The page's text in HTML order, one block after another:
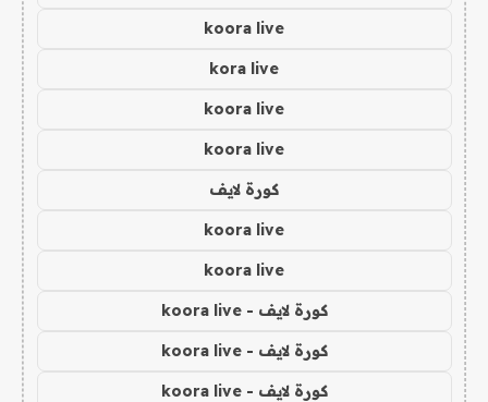
koora live
kora live
koora live
koora live
كورة لايف
koora live
koora live
كورة لايف - koora live
كورة لايف - koora live
كورة لايف - koora live